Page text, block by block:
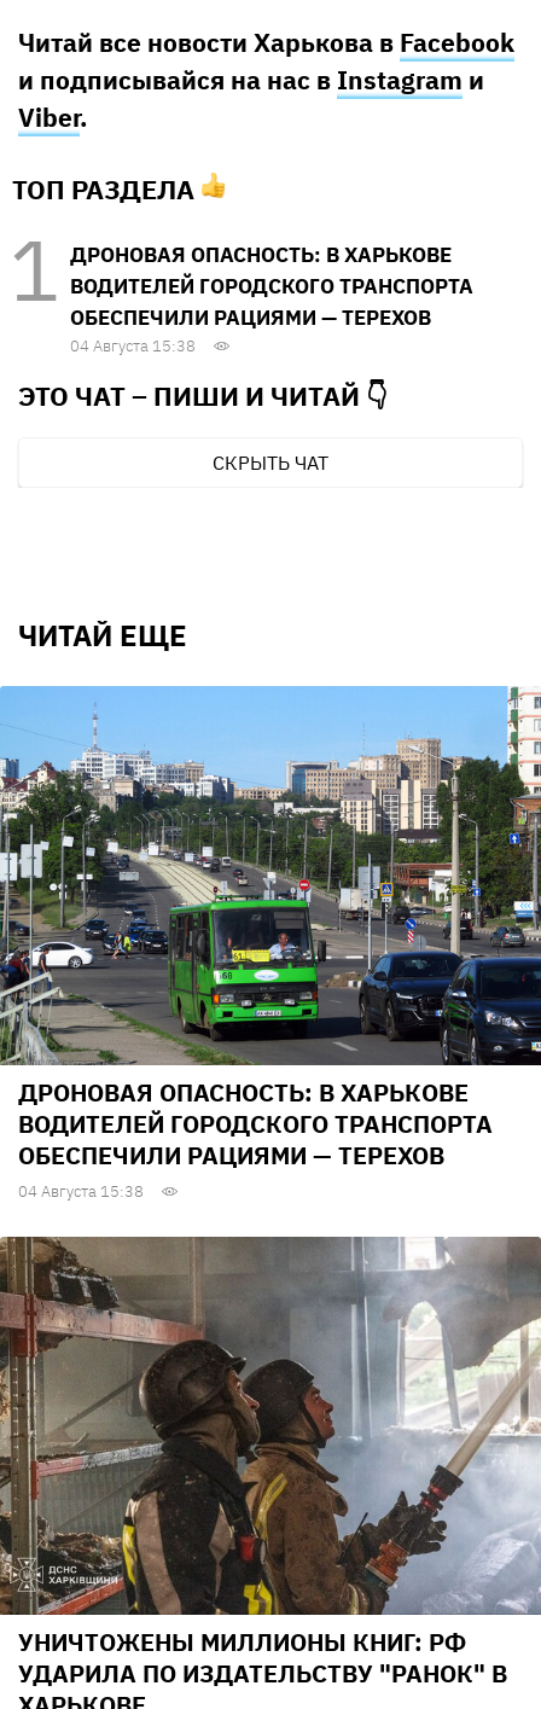
Читай все новости Харькова в Facebook
и подписывайся на нас в Instagram и
Viber.
ТОП РАЗДЕЛА
ДРОНОВАЯ ОПАСНОСТЬ: В ХАРЬКОВЕ
ВОДИТЕЛЕЙ ГОРОДСКОГО ТРАНСПОРТА
ОБЕСПЕЧИЛИ РАЦИЯМИ — ТЕРЕХОВ
04 Августа 15:38
ЭТО ЧАТ – ПИШИ И ЧИТАЙ 👇
СКРЫТЬ ЧАТ
ЧИТАЙ ЕЩЕ
ДРОНОВАЯ ОПАСНОСТЬ: В ХАРЬКОВЕ
ВОДИТЕЛЕЙ ГОРОДСКОГО ТРАНСПОРТА
ОБЕСПЕЧИЛИ РАЦИЯМИ — ТЕРЕХОВ
04 Августа 15:38
УНИЧТОЖЕНЫ МИЛЛИОНЫ КНИГ: РФ
УДАРИЛА ПО ИЗДАТЕЛЬСТВУ "РАНОК" В